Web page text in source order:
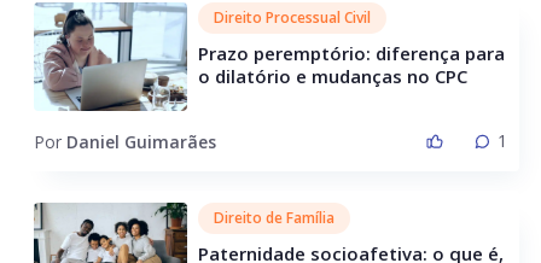
Direito Processual Civil
Prazo peremptório: diferença para
o dilatório e mudanças no CPC
Por Daniel Guimarães 1
Direito de Família
Paternidade socioafetiva: o que é,